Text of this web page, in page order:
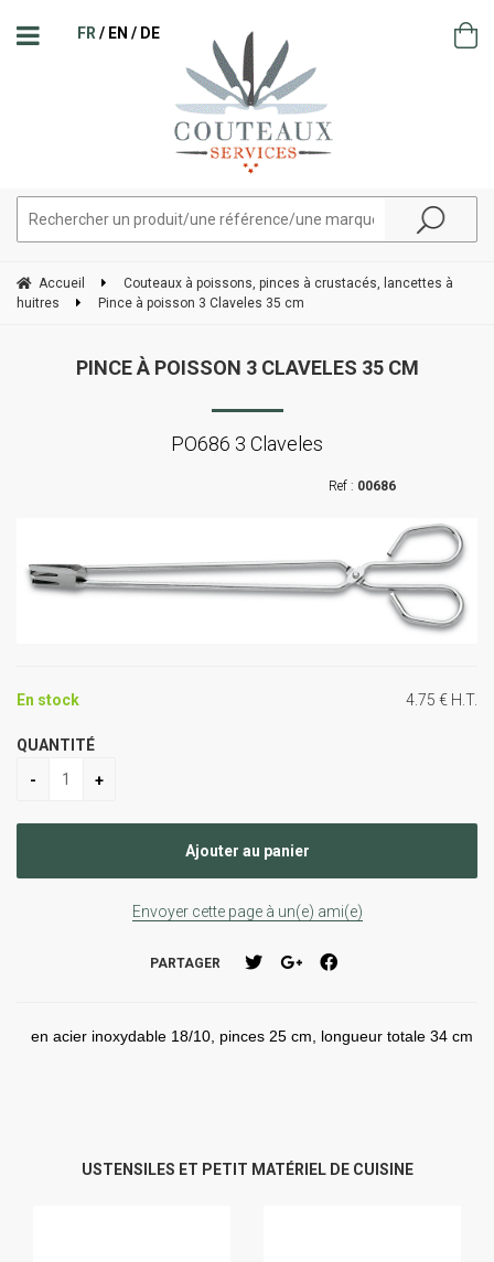
FR EN DE
Accueil
Couteaux à poissons, pinces à crustacés, lancettes à
huitres
Pince à poisson 3 Claveles 35 cm
PINCE À POISSON 3 CLAVELES 35 CM
PO686 3 Claveles
00686
4.75 € H.T.
En stock
QUANTITÉ
Envoyer cette page à un(e) ami(e)
PARTAGER
en acier inoxydable 18/10, pinces 25 cm, longueur totale 34 cm
USTENSILES ET PETIT MATÉRIEL DE CUISINE